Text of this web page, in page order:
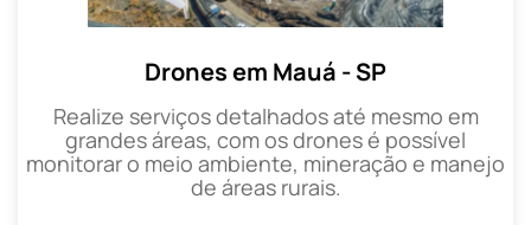
Drones em Mauá - SP
Realize serviços detalhados até mesmo em
grandes áreas, com os drones é possível
monitorar o meio ambiente, mineração e manejo
de áreas rurais.